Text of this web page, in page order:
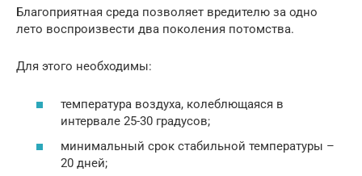
Благоприятная среда позволяет вредителю за одно
лето воспроизвести два поколения потомства.
Для этого необходимы:
температура воздуха, колеблющаяся в
интервале 25-30 градусов;
минимальный срок стабильной температуры –
20 дней;